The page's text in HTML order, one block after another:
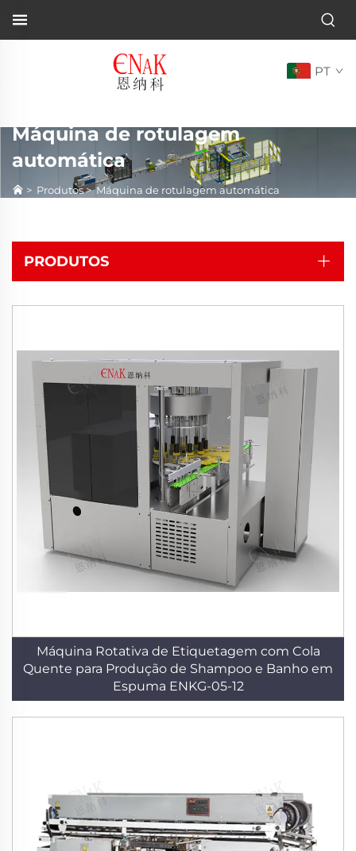
PT
Máquina de rotulagem
automática
> Produtos>Máquina de rotulagem automática
PRODUTOS
Máquina Rotativa de Etiquetagem com Cola
Quente para Produção de Shampoo e Banho em
Espuma ENKG-05-12